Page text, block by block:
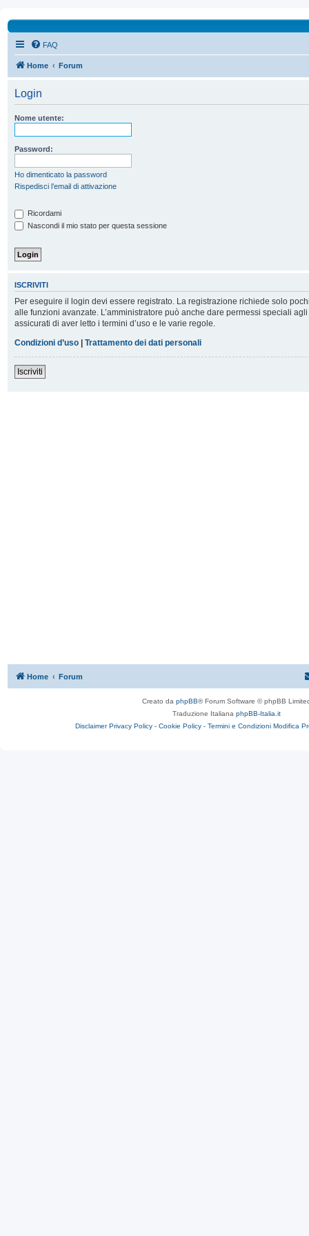
FAQ
Home Forum
Login
Nome utente:
Password:
Ho dimenticato la password
Rispedisci l’email di attivazione
Ricordami
Nascondi il mio stato per questa sessione
ISCRIVITI
Per eseguire il login devi essere registrato. La registrazione richiede solo
alle funzioni avanzate. L’amministratore può anche dare permessi speciali
assicurati di aver letto i termini d’uso e le varie regole.
Condizioni d’uso | Trattamento dei dati personali
Iscriviti
Home Forum
Creato da phpBB® Forum Software © phpBB
Traduzione Italiana phpBB-Italia.it
Disclaimer Privacy Policy - Cookie Policy - Termini e Condizioni Modifica